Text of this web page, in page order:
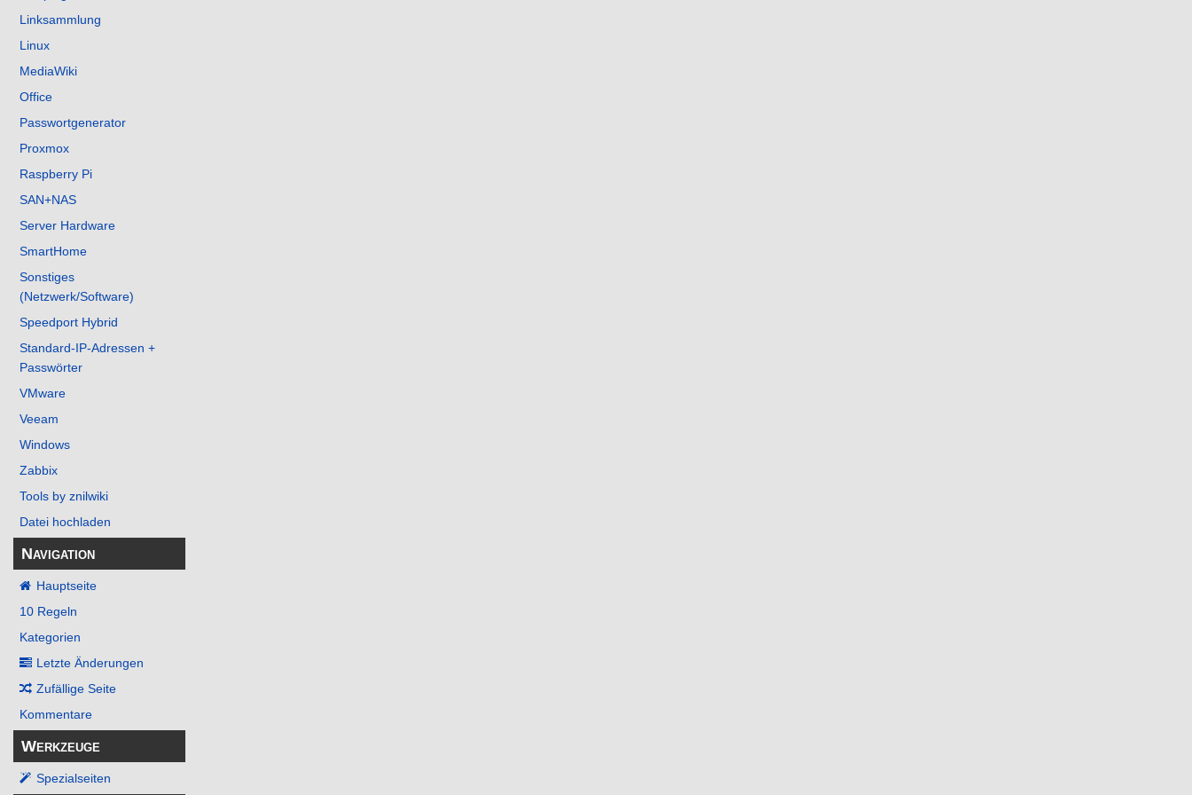
Linksammlung
Linux
MediaWiki
Office
Passwortgenerator
Proxmox
Raspberry Pi
SAN+NAS
Server Hardware
SmartHome
Sonstiges
(Netzwerk/Software)
Speedport Hybrid
Standard-IP-Adressen +
Passwörter
VMware
Veeam
Windows
Zabbix
Tools by znilwiki
Datei hochladen
Navigation
Hauptseite
10 Regeln
Kategorien
Letzte Änderungen
Zufällige Seite
Kommentare
Werkzeuge
Spezialseiten